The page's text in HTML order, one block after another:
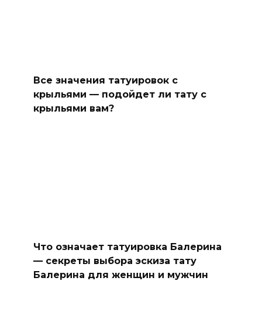
Все значения татуировок с
крыльями — подойдет ли тату с
крыльями вам?
Что означает татуировка Балерина
— секреты выбора эскиза тату
Балерина для женщин и мужчин